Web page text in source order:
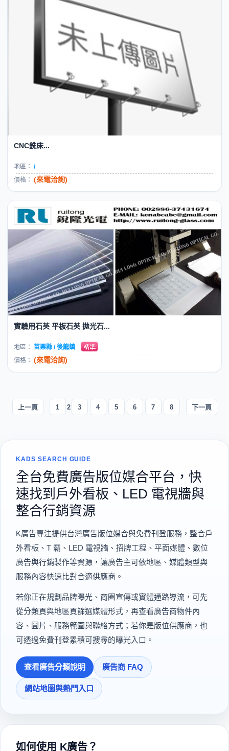
CNC銑床...
地區： /
價格： (來電洽詢)
實驗用石英 平板石英 拋光石...
地區：
苗栗縣 / 後龍鎮
價格： (來電洽詢)
上一頁 1 2 3 4 5 6 7 8 下一頁
KADS SEARCH GUIDE
全台免費廣告版位媒合平台，快
速找到戶外看板、LED 電視牆與
整合行銷資源
K廣告專注提供台灣廣告版位媒合與免費刊登服務，整合戶
外看板、T 霸、LED 電視牆、招牌工程、平面媒體、數位
廣告與行銷製作等資源，讓廣告主可依地區、媒體類型與
服務內容快速比對合適供應商。
若你正在規劃品牌曝光、商圈宣傳或實體通路導流，可先
從分類頁與地區頁篩選媒體形式，再查看廣告商物件內
容、圖片、服務範圍與聯絡方式；若你是版位供應商，也
可透過免費刊登累積可搜尋的曝光入口。
查看廣告分類說明 廣告商 FAQ
網站地圖與熱門入口
如何使用 K廣告？